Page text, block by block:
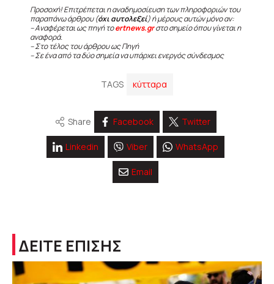
Προσοχή! Επιτρέπεται η αναδημοσίευση των πληροφοριών του
παραπάνω άρθρου (όχι αυτολεξεί) ή μέρους αυτών μόνο αν:
– Αναφέρεται ως πηγή τοertnews.grστο σημείο όπου γίνεται η
αναφορά.
– Στο τέλος του άρθρου ως Πηγή
– Σε ένα από τα δύο σημεία να υπάρχει ενεργός σύνδεσμος
TAGS κύτταρα
Share Facebook Twitter
Linkedin Viber WhatsApp
Email
ΔΕΙΤΕ ΕΠΙΣΗΣ